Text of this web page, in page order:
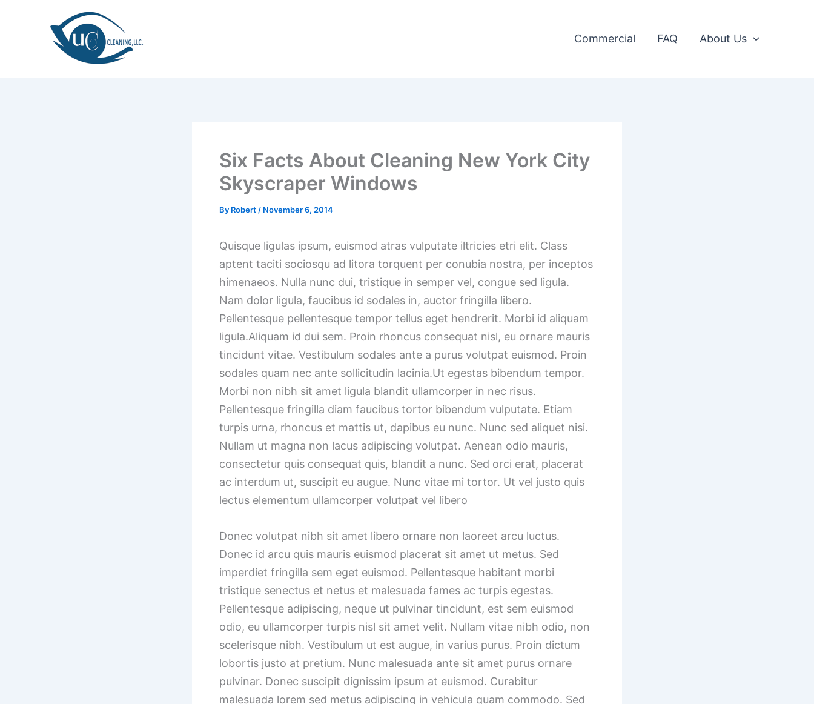
Commercial FAQ About Us
Six Facts About Cleaning New York City
Skyscraper Windows
By Robert / November 6, 2014
Quisque ligulas ipsum, euismod atras vulputate iltricies etri elit. Class
aptent taciti sociosqu ad litora torquent per conubia nostra, per inceptos
himenaeos. Nulla nunc dui, tristique in semper vel, congue sed ligula.
Nam dolor ligula, faucibus id sodales in, auctor fringilla libero.
Pellentesque pellentesque tempor tellus eget hendrerit. Morbi id aliquam
ligula.Aliquam id dui sem. Proin rhoncus consequat nisl, eu ornare mauris
tincidunt vitae. Vestibulum sodales ante a purus volutpat euismod. Proin
sodales quam nec ante sollicitudin lacinia.Ut egestas bibendum tempor.
Morbi non nibh sit amet ligula blandit ullamcorper in nec risus.
Pellentesque fringilla diam faucibus tortor bibendum vulputate. Etiam
turpis urna, rhoncus et mattis ut, dapibus eu nunc. Nunc sed aliquet nisi.
Nullam ut magna non lacus adipiscing volutpat. Aenean odio mauris,
consectetur quis consequat quis, blandit a nunc. Sed orci erat, placerat
ac interdum ut, suscipit eu augue. Nunc vitae mi tortor. Ut vel justo quis
lectus elementum ullamcorper volutpat vel libero
Donec volutpat nibh sit amet libero ornare non laoreet arcu luctus.
Donec id arcu quis mauris euismod placerat sit amet ut metus. Sed
imperdiet fringilla sem eget euismod. Pellentesque habitant morbi
tristique senectus et netus et malesuada fames ac turpis egestas.
Pellentesque adipiscing, neque ut pulvinar tincidunt, est sem euismod
odio, eu ullamcorper turpis nisl sit amet velit. Nullam vitae nibh odio, non
scelerisque nibh. Vestibulum ut est augue, in varius purus. Proin dictum
lobortis justo at pretium. Nunc malesuada ante sit amet purus ornare
pulvinar. Donec suscipit dignissim ipsum at euismod. Curabitur
malesuada lorem sed metus adipiscing in vehicula quam commodo. Sed